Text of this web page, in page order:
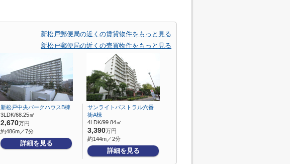
新松戸郵便局の近くの賃貸物件をもっと見る
新松戸郵便局の近くの売買物件をもっと見る
新松戸中央パークハウスB棟
3LDK/68.25㎡
2,670万円
約486m／7分
詳細を見る
サンライトパストラル六番
街A棟
4LDK/99.84㎡
3,390万円
約144m／2分
詳細を見る